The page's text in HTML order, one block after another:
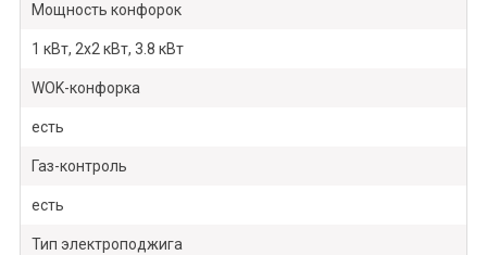
Мощность конфорок
1 кВт, 2х2 кВт, 3.8 кВт
WOK-конфорка
есть
Газ-контроль
есть
Тип электроподжига